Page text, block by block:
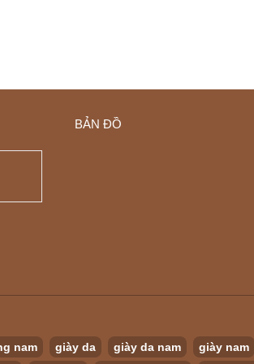
BẢN ĐỒ
nam giày da giày da nam giày nam